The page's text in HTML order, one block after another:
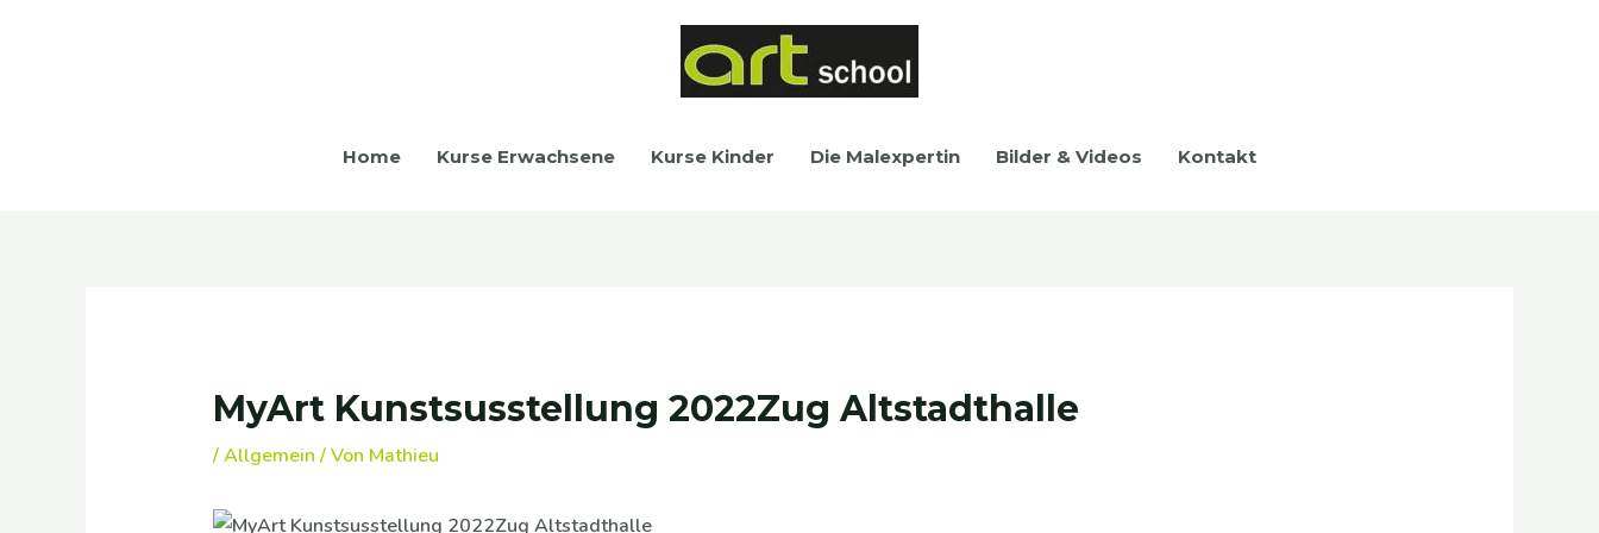
Home Kurse Erwachsene Kurse Kinder Die Malexpertin Bilder & Videos Kontakt
MyArt Kunstsusstellung 2022Zug Altstadthalle
/Allgemein / Von Mathieu